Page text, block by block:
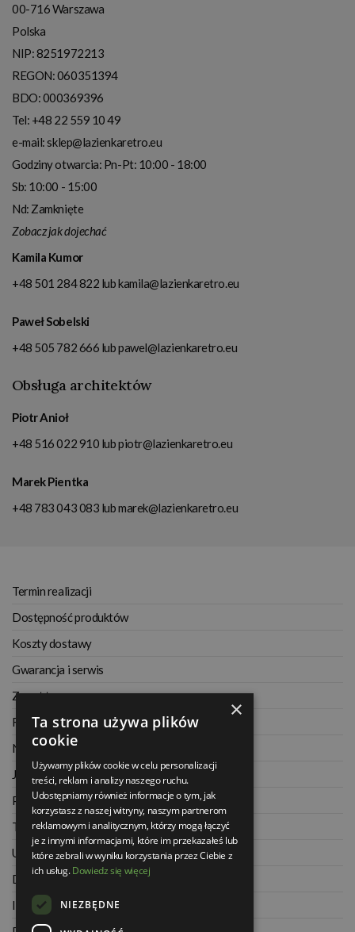
00-716Warszawa
Polska
NIP:8251972213
REGON: 060351394
BDO: 000369396
Tel: +48 22 559 10 49
e-mail:sklep@lazienkaretro.eu
Godziny otwarcia: Pn-Pt: 10:00 - 18:00
Sb: 10:00 - 15:00
Nd: Zamknięte
Zobacz jak dojechać
Kamila Kumor
+48 501 284 822 lubkamila@lazienkaretro.eu
Paweł Sobelski
+48 505 782 666 lubpawel@lazienkaretro.eu
Obsługa architektów
Piotr Anioł
+48 516 022 910 lubpiotr@lazienkaretro.eu
Marek Pientka
+48 783 043 083 lubmarek@lazienkaretro.eu
Termin realizacji
Dostępność produktów
Koszty dostawy
Gwarancja i serwis
Zwrot towaru
Regulamin
Najczęściej zadawane pytania
Jak kupować na raty
Polityka prywatności
Twoje zamówienia
Ustawienia konta
Dane kontaktowe
Informacje o firmie
×
Ta strona używa plików
cookie
Używamy plików cookie w celu personalizacji
treści, reklam i analizy naszego ruchu.
Udostępniamy również informacje o tym, jak
korzystasz z naszej witryny, naszym partnerom
reklamowym i analitycznym, którzy mogą łączyć
je z innymi informacjami, które im przekazałeś lub
które zebrali w wyniku korzystania przez Ciebie z
ich usług.Dowiedz się więcej
NIEZBĘDNE